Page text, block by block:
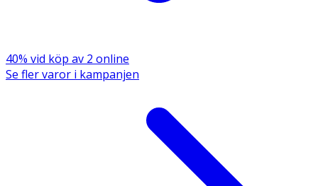
- Återapplicera ofta, särskilt efter bad, svettning eller
handdukstorkning.
- Använd produkter med NIVEA LUMINOUS630®-serien
- Komplettera gärna med andra produkter i
40% vid köp av 2 online
Se fler varor i kampanjen